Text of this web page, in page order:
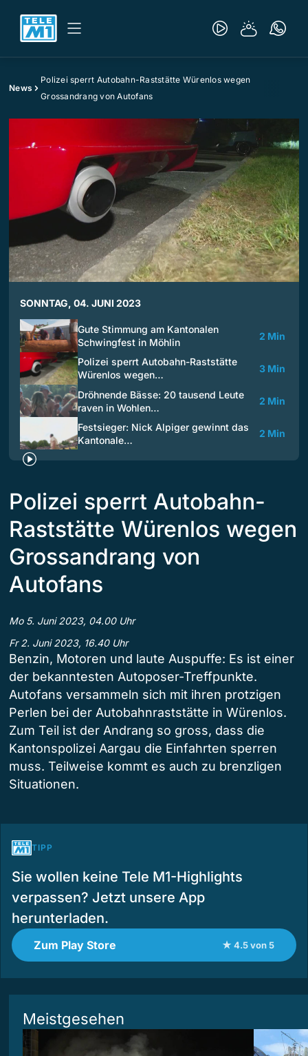
News
Polizei sperrt Autobahn-Raststätte Würenlos wegen
Grossandrang von Autofans
SONNTAG, 04. JUNI 2023
Gute Stimmung am Kantonalen
Schwingfest in Möhlin
2 Min
Polizei sperrt Autobahn-Raststätte
Würenlos wegen…
3 Min
Dröhnende Bässe: 20 tausend Leute
raven in Wohlen…
2 Min
Festsieger: Nick Alpiger gewinnt das
Kantonale…
2 Min
Polizei sperrt Autobahn-
Raststätte Würenlos wegen
Grossandrang von
Autofans
Mo 5. Juni 2023, 04.00 Uhr
Fr 2. Juni 2023, 16.40 Uhr
Benzin, Motoren und laute Auspuffe: Es ist einer
der bekanntesten Autoposer-Treffpunkte.
Autofans versammeln sich mit ihren protzigen
Perlen bei der Autobahnraststätte in Würenlos.
Zum Teil ist der Andrang so gross, dass die
Kantonspolizei Aargau die Einfahrten sperren
muss. Teilweise kommt es auch zu brenzligen
Situationen.
TIPP
Sie wollen keine Tele M1-Highlights
verpassen? Jetzt unsere App
herunterladen.
Zum Play Store ★ 4.5 von 5
Meistgesehen